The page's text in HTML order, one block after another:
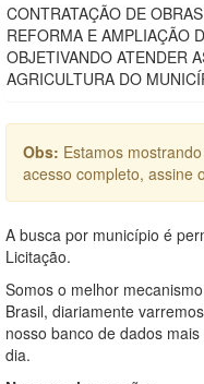
CONTRATAÇÃO DE
REFORMA E AMPLIAÇÃO
OBJETIVANDO ATENDER
AGRICULTURA DO
Obs: Estamos
acesso completo, assine
A busca por município é
Licitação.
Somos o melhor
Brasil, diariamente
nosso banco de dados
dia.